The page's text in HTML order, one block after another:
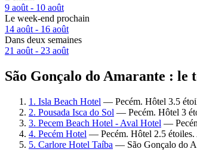
9 août - 10 août
Le week-end prochain
14 août - 16 août
Dans deux semaines
21 août - 23 août
São Gonçalo do Amarante : le
1. Isla Beach Hotel — Pecém. Hôtel 3.5
2. Pousada Isca do Sol — Pecém. Hôtel 3
3. Pecem Beach Hotel - Aval Hotel —
4. Pecém Hotel — Pecém. Hôtel 2.5
5. Carlore Hotel Taíba — São Gonçalo do